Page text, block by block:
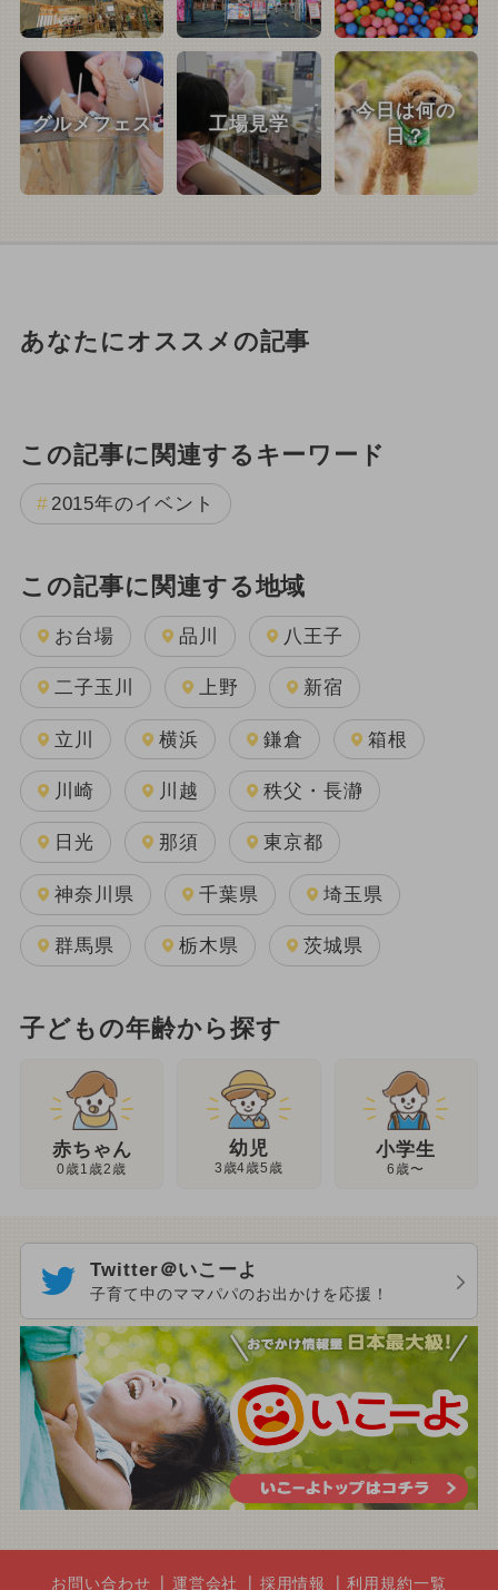
グルメフェス 工場見学
今日は何の
日？
あなたにオススメの記事
この記事に関連するキーワード
2015年のイベント
この記事に関連する地域
お台場 品川 八王子
二子玉川 上野 新宿
立川 横浜 鎌倉 箱根
川崎 川越 秩父・長瀞
日光 那須 東京都
神奈川県 千葉県 埼玉県
群馬県 栃木県 茨城県
子どもの年齢から探す
赤ちゃん
0歳1歳2歳
幼児
3歳4歳5歳
小学生
6歳〜
Twitter＠いこーよ
子育て中のママパパのお出かけを応援！
お問い合わせ 運営会社 採用情報 利用規約一覧